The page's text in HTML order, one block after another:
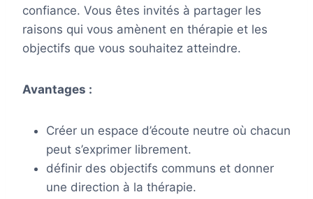
confiance. Vous êtes invités à partager les
raisons qui vous amènent en thérapie et les
objectifs que vous souhaitez atteindre.
Avantages :
Créer un espace d’écoute neutre où chacun
peut s’exprimer librement.
définir des objectifs communs et donner
une direction à la thérapie.